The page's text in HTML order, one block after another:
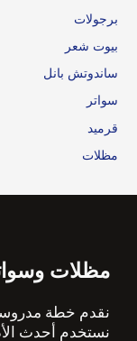
برجولات
بيوت شعر
ساندوتش بانل
سواتر
قرميد
مظلات
مظلات
نقدم خطة
نستخدم أحدث